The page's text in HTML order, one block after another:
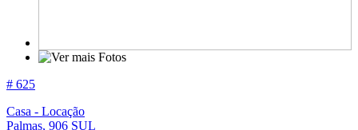
# 625
Casa - Locação
Palmas, 906 SUL